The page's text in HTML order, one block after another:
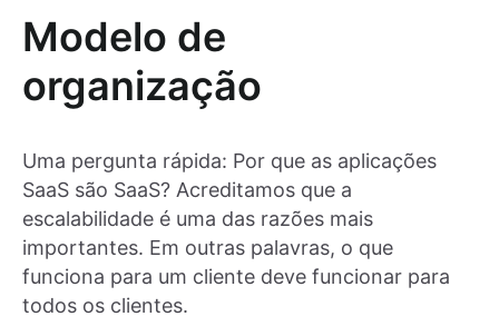
Modelo de
organização
Uma pergunta rápida: Por que as aplicações
SaaS são SaaS? Acreditamos que a
escalabilidade é uma das razões mais
importantes. Em outras palavras, o que
funciona para um cliente deve funcionar para
todos os clientes.